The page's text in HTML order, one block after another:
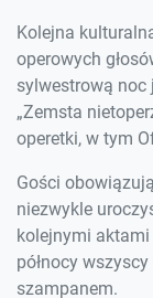
Kolejna
operowych
sylwestrową noc
„Zemsta
operetki, w tym
Gości
niezwykle
kolejnymi
północy
szampanem.